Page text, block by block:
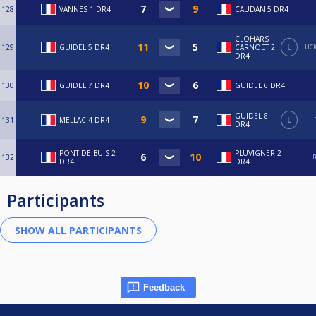
128 VANNES 1 DR4 CAUDAN 5 DR4
129 GUIDEL 5 DR4
CLOHARS
CARNOET 2
DR4
L
130 GUIDEL 7 DR4 GUIDEL 6 DR4
131 MELLAC 4 DR4
GUIDEL 8
DR4
L
132
PONT DE BUIS 2
DR4
PLUVIGNER 2
DR4
Participants
Feedback